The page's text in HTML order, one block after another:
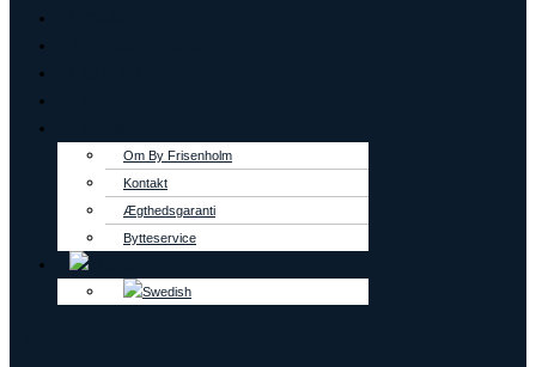
Om By Frisenholm
Kontakt
Ægthedsgaranti
Bytteservice